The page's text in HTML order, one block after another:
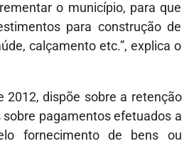
o município, para que
para construção de
calçamento etc.”, explica o
2012, dispõe sobre a retenção
pagamentos efetuados a
fornecimento de bens ou